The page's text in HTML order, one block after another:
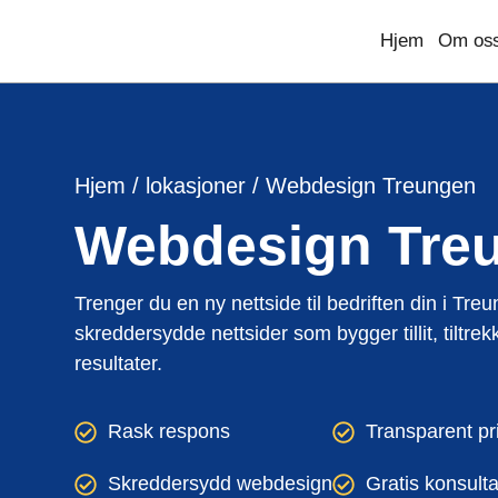
Hjem Om
Designtjenester
Webapplikasjonsdesign
Tilpasset Webdesign
Portefølje Webdesign
B2B e-handels webdesign
Backend utvikling
Utvikling
CMS utvikling
Nettsideutvikling
og
Hvit etikett
Reise og gjestfrihet
Arrangementer og opplevelser
Hvem vi er og hva vi gjør.
Vanlige spørsmål
Få et
Hjem / lokasjoner / Webdesign Treungen
Webdesign
Trenger du en ny nettside til bedriften din i
skreddersydde nettsider som bygger tillit,
resultater.
Rask respons
Skreddersydd webdesign
Transparent
Gratis